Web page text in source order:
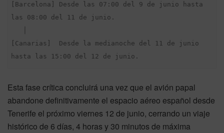
[Barcelona] Desde las 07:00 del 9 de junio hasta
las 08:00 del 11 de junio.
[Canarias]  Desde la medianoche del 11 de junio
Esta fase crítica concluirá una vez que el avión papal
abandone definitivamente el espacio aéreo español desde
Tenerife el próximo viernes 12 de junio, cerrando un viaje
histórico de 6 días, 4 horas y 30 minutos de máxima